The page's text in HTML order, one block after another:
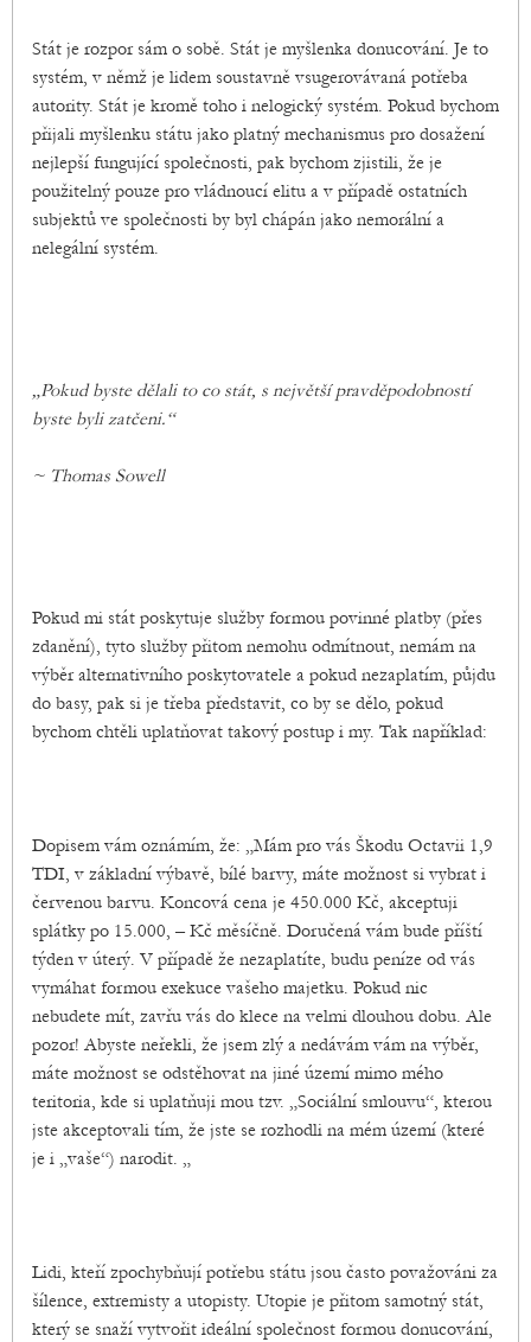
Stát je rozpor sám o sobě. Stát je myšlenka donucování. Je to
systém, v němž je lidem soustavně vsugerovávaná potřeba
autority. Stát je kromě toho i nelogický systém. Pokud bychom
přijali myšlenku státu jako platný mechanismus pro dosažení
nejlepší fungující společnosti, pak bychom zjistili, že je
použitelný pouze pro vládnoucí elitu a v případě ostatních
subjektů ve společnosti by byl chápán jako nemorální a
nelegální systém.
„Pokud byste dělali to co stát, s největší pravděpodobností
byste byli zatčeni.“
~ Thomas Sowell
Pokud mi stát poskytuje služby formou povinné platby (přes
zdanění), tyto služby přitom nemohu odmítnout, nemám na
výběr alternativního poskytovatele a pokud nezaplatím, půjdu
do basy, pak si je třeba představit, co by se dělo, pokud
bychom chtěli uplatňovat takový postup i my. Tak například:
Dopisem vám oznámím, že: „Mám pro vás Škodu Octavii 1,9
TDI, v základní výbavě, bílé barvy, máte možnost si vybrat i
červenou barvu. Koncová cena je 450.000 Kč, akceptuji
splátky po 15.000, – Kč měsíčně. Doručená vám bude příští
týden v úterý. V případě že nezaplatíte, budu peníze od vás
vymáhat formou exekuce vašeho majetku. Pokud nic
nebudete mít, zavřu vás do klece na velmi dlouhou dobu. Ale
pozor! Abyste neřekli, že jsem zlý a nedávám vám na výběr,
máte možnost se odstěhovat na jiné území mimo mého
teritoria, kde si uplatňuji mou tzv. „Sociální smlouvu“, kterou
jste akceptovali tím, že jste se rozhodli na mém území (které
je i „vaše“) narodit. „
Lidi, kteří zpochybňují potřebu státu jsou často považováni za
šílence, extremisty a utopisty. Utopie je přitom samotný stát,
který se snaží vytvořit ideální společnost formou donucování,